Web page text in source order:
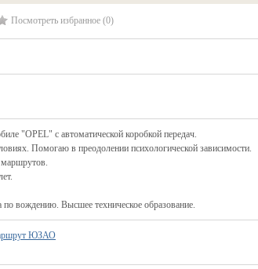
Посмотреть избранное (0)
"OPEL" с автоматической коробкой передач.
Помогаю в преодолении психологической зависимости.
по вождению. Высшее техническое образование.
ЮЗАО